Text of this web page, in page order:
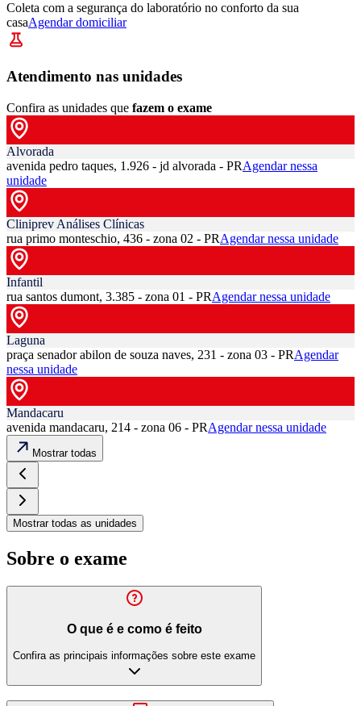
Coleta com a segurança do laboratório no conforto da sua
casaAgendar domiciliar
Atendimento nas unidades
Confira as unidades que fazem o exame
Alvorada
avenida pedro taques, 1.926 - jd alvorada - PRAgendar nessa
unidade
Cliniprev Análises Clínicas
rua primo monteschio, 436 - zona 02 - PRAgendar nessa unidade
Infantil
rua santos dumont, 3.385 - zona 01 - PRAgendar nessa unidade
Laguna
praça senador abilon de souza naves, 231 - zona 03 - PRAgendar
nessa unidade
Mandacaru
avenida mandacaru, 214 - zona 06 - PRAgendar nessa unidade
Mostrar todas
Mostrar todas as unidades
Sobre o exame
O que é e como é feito
Confira as principais informações sobre este exame